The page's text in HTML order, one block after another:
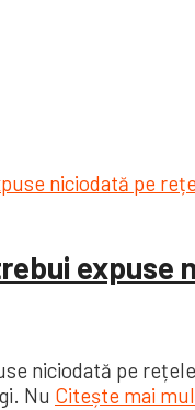
expuse
niciodată pe
Nu Citește mai